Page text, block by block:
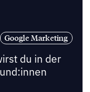
Google Marketing
du in der